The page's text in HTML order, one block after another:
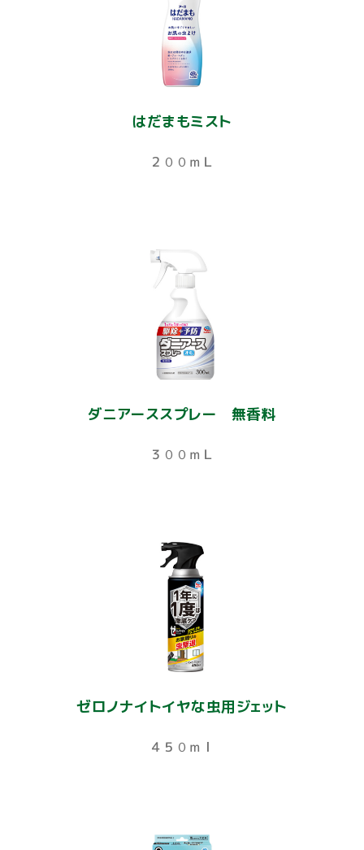
はだまもミスト
２００ｍＬ
ダニアーススプレー 無香料
３００ｍＬ
ゼロノナイトイヤな虫用ジェット
４５０ｍｌ